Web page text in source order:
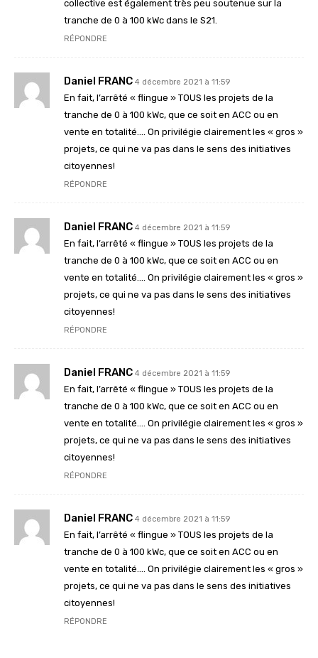
collective est également très peu soutenue sur la
tranche de 0 à 100 kWc dans le S21.
RÉPONDRE
Daniel FRANC 4 décembre 2021 à 11:59
En fait, l’arrêté « flingue » TOUS les projets de la
tranche de 0 à 100 kWc, que ce soit en ACC ou en
vente en totalité…. On privilégie clairement les « gros »
projets, ce qui ne va pas dans le sens des initiatives
citoyennes!
RÉPONDRE
Daniel FRANC 4 décembre 2021 à 11:59
En fait, l’arrêté « flingue » TOUS les projets de la
tranche de 0 à 100 kWc, que ce soit en ACC ou en
vente en totalité…. On privilégie clairement les « gros »
projets, ce qui ne va pas dans le sens des initiatives
citoyennes!
RÉPONDRE
Daniel FRANC 4 décembre 2021 à 11:59
En fait, l’arrêté « flingue » TOUS les projets de la
tranche de 0 à 100 kWc, que ce soit en ACC ou en
vente en totalité…. On privilégie clairement les « gros »
projets, ce qui ne va pas dans le sens des initiatives
citoyennes!
RÉPONDRE
Daniel FRANC 4 décembre 2021 à 11:59
En fait, l’arrêté « flingue » TOUS les projets de la
tranche de 0 à 100 kWc, que ce soit en ACC ou en
vente en totalité…. On privilégie clairement les « gros »
projets, ce qui ne va pas dans le sens des initiatives
citoyennes!
RÉPONDRE